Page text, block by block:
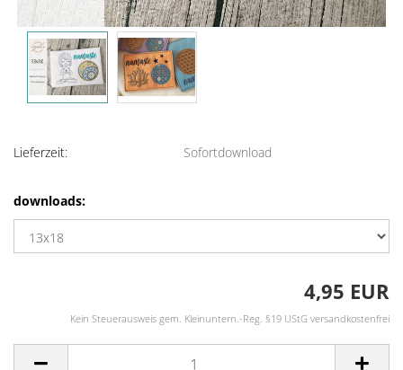
Lieferzeit: Sofortdownload
downloads:
4,95 EUR
Kein Steuerausweis gem. Kleinuntern.-Reg. §19 UStG versandkostenfrei